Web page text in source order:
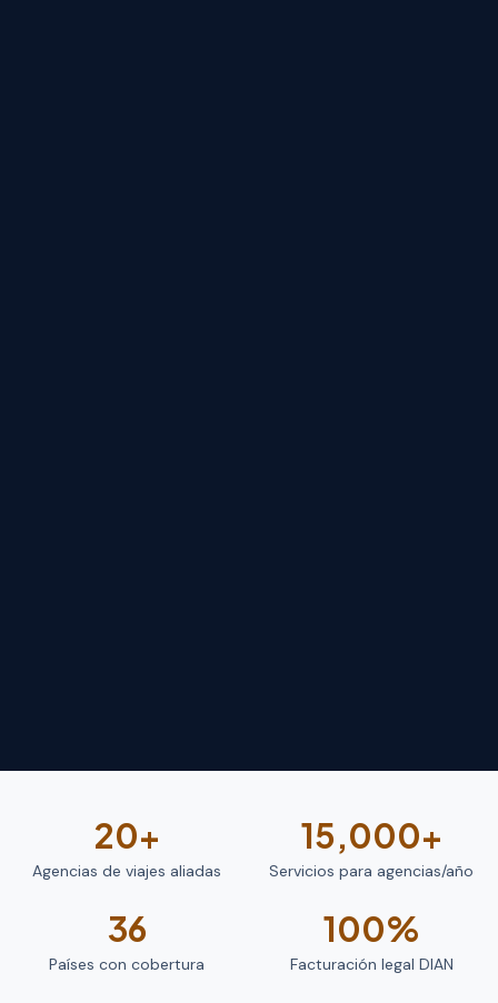
20+
Agencias de viajes aliadas
15,000+
Servicios para agencias/año
36
Países con cobertura
100%
Facturación legal DIAN